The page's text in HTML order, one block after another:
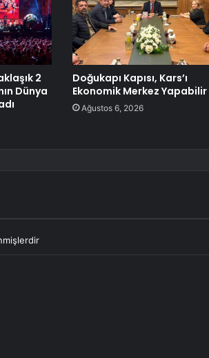
2
Dünya
Doğukapı Kapısı, Kars’ı
Ekonomik Merkez Yapabilir
Ağustos 6, 2026